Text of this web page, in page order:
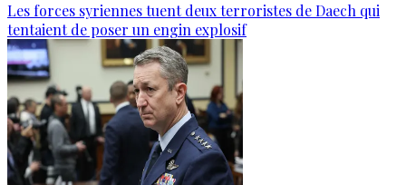
Les forces syriennes tuent deux terroristes de Daech qui
tentaient de poser un engin explosif